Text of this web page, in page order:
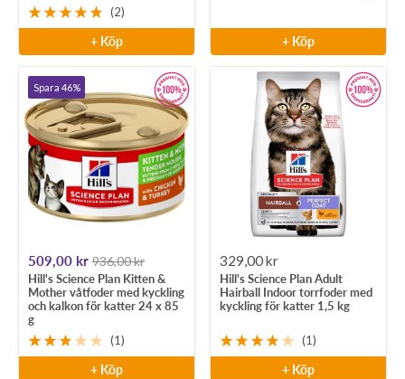
(2)
+ Köp + Köp
Spara 46%
Rea-
pris
509,00 kr936,00 kr
Hill's Science Plan Kitten &
Mother våtfoder med kyckling
och kalkon för katter 24 x 85
g
(1)
+ Köp
Rea-
pris
329,00 kr
Hill's Science Plan Adult
Hairball Indoor torrfoder med
kyckling för katter 1,5 kg
(1)
+ Köp